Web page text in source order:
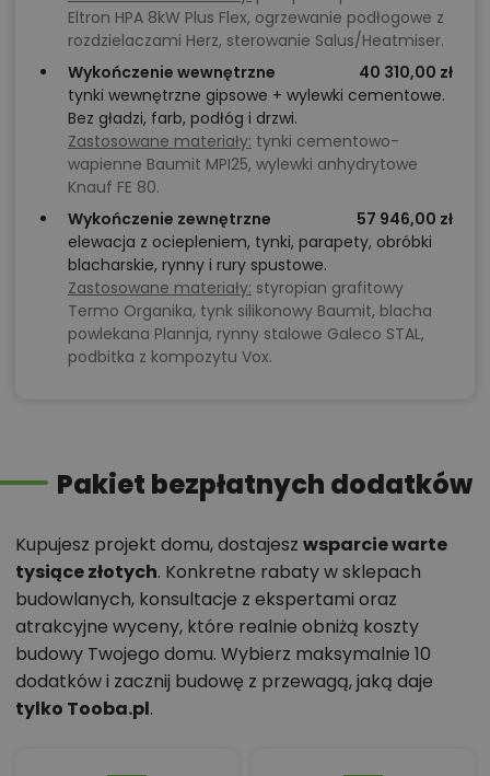
Eltron HPA 8kW Plus Flex, ogrzewanie podłogowe z
rozdzielaczami Herz, sterowanie Salus/Heatmiser.
Wykończenie wewnętrzne
40 310,00 zł
tynki wewnętrzne gipsowe + wylewki cementowe.
Bez gładzi, farb, podłóg i drzwi.
Zastosowane materiały: tynki cementowo-
wapienne Baumit MPI25, wylewki anhydrytowe
Knauf FE 80.
Wykończenie zewnętrzne
57 946,00 zł
elewacja z ociepleniem, tynki, parapety, obróbki
blacharskie, rynny i rury spustowe.
Zastosowane materiały: styropian grafitowy
Termo Organika, tynk silikonowy Baumit, blacha
powlekana Plannja, rynny stalowe Galeco STAL,
podbitka z kompozytu Vox.
Pakiet bezpłatnych dodatków
Kupujesz projekt domu, dostajesz wsparcie warte
tysiące złotych. Konkretne rabaty w sklepach
budowlanych, konsultacje z ekspertami oraz
atrakcyjne wyceny, które realnie obniżą koszty
budowy Twojego domu. Wybierz maksymalnie 10
dodatków i zacznij budowę z przewagą, jaką daje
tylko Tooba.pl.